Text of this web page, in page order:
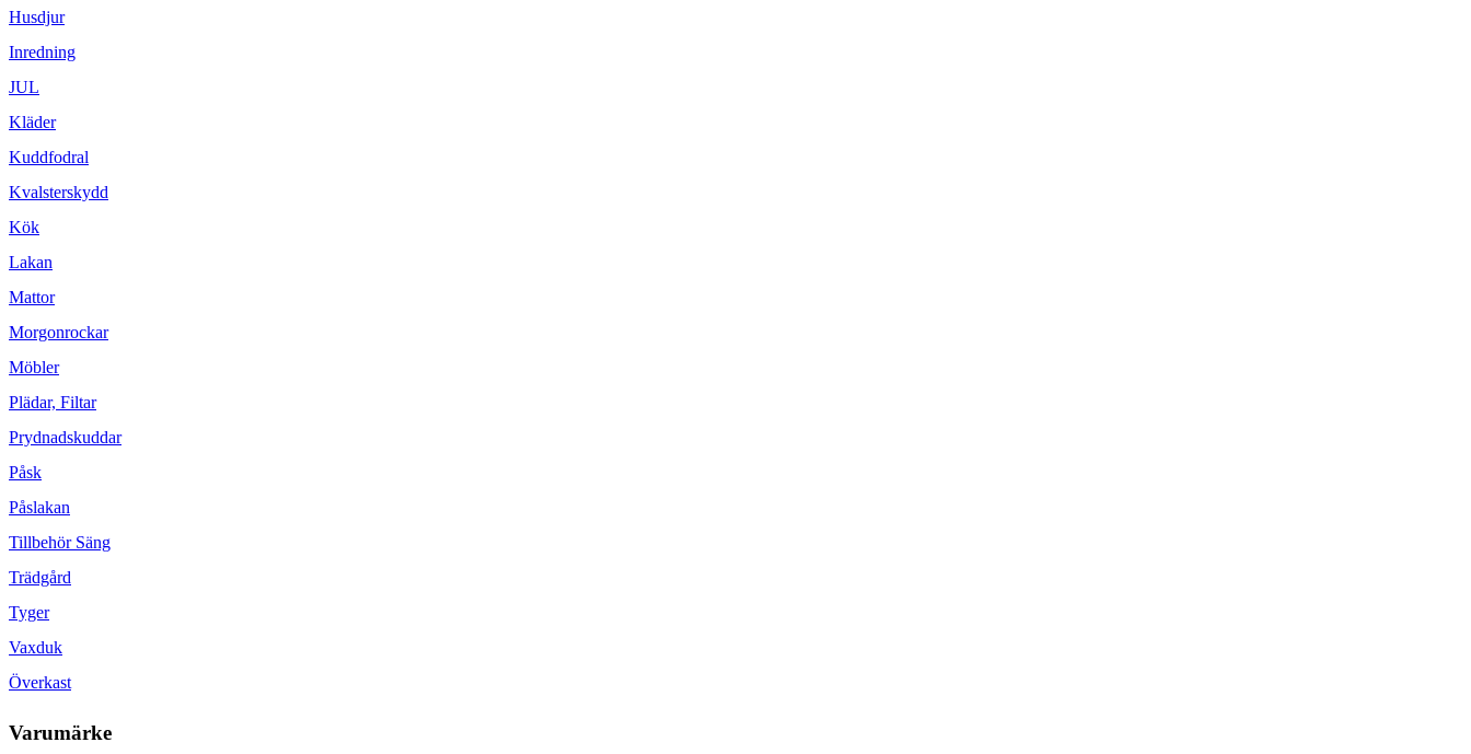
Husdjur
Inredning
JUL
Kläder
Kuddfodral
Kvalsterskydd
Kök
Lakan
Mattor
Morgonrockar
Möbler
Plädar, Filtar
Prydnadskuddar
Påsk
Påslakan
Tillbehör Säng
Trädgård
Tyger
Vaxduk
Överkast
Varumärke